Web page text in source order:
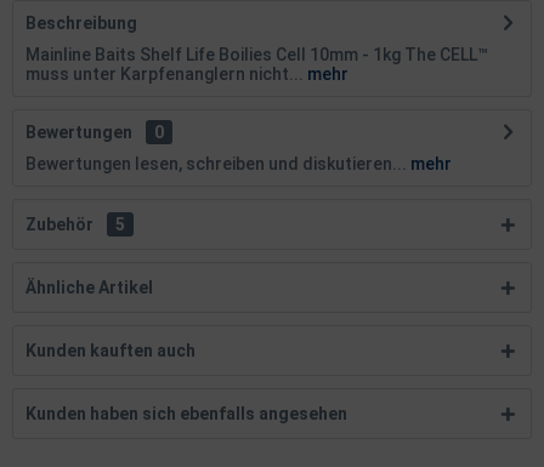
Beschreibung
Mainline Baits Shelf Life Boilies Cell 10mm - 1kg The CELL™
muss unter Karpfen­anglern nicht...
mehr
Bewertungen
0
Bewertungen lesen, schreiben und diskutieren...
mehr
Zubehör 5
Ähnliche Artikel
Kunden kauften auch
Kunden haben sich ebenfalls angesehen